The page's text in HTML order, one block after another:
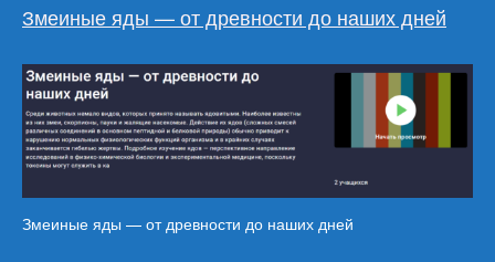
Змеиные яды — от древности до наших дней
Змеиные яды — от древности до наших дней